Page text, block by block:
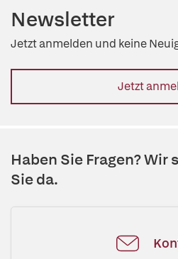
Newsletter
Jetzt anmelden und keine
Jetzt
Haben Sie Fragen?
Sie da.